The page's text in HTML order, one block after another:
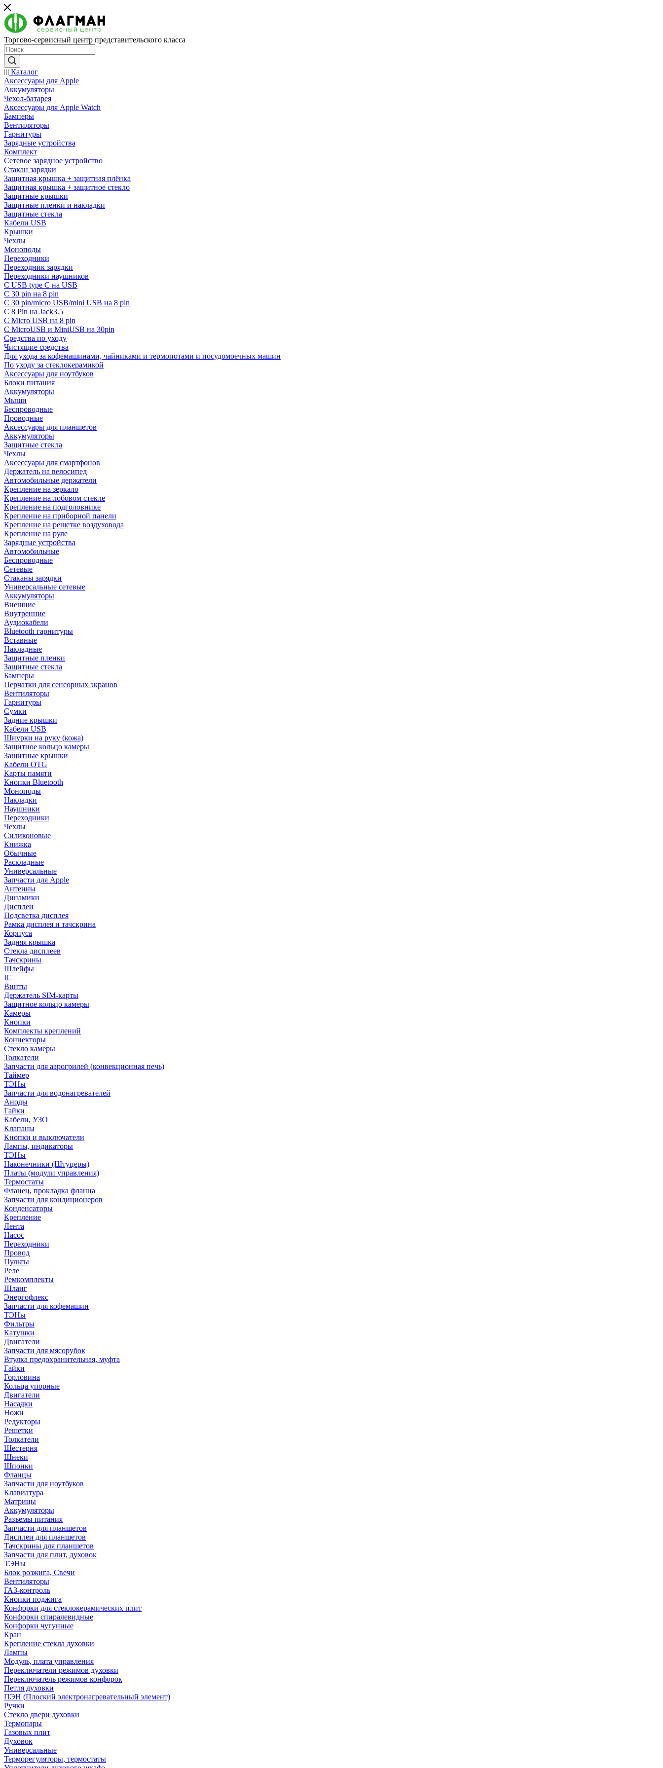
Торгово-сервисный центр представительского класса
Каталог
Аксессуары для Apple
Аккумуляторы
Чехол-батарея
Аксессуары для Apple Watch
Бамперы
Вентиляторы
Гарнитуры
Зарядные устройства
Комплект
Сетевое зарядное устройство
Стакан зарядки
Защитная крышка + защитная плёнка
Защитная крышка + защитное стекло
Защитные крышки
Защитные пленки и накладки
Защитные стекла
Кабели USB
Крышки
Чехлы
Моноподы
Переходники
Переходник зарядки
Переходники наушников
С USB type C на USB
С 30 pin на 8 pin
С 30 pin/micro USB/mini USB на 8 pin
С 8 Pin на Jack3.5
С Micro USB на 8 pin
С MicroUSB и MiniUSB на 30pin
Средства по уходу
Чистящие средства
Для ухода за кофемашинами, чайниками и термопотами и посудомоечных машин
По уходу за стеклокерамикой
Аксессуары для ноутбуков
Блоки питания
Аккумуляторы
Мыши
Беспроводные
Проводные
Аксессуары для планшетов
Аккумуляторы
Защитные стекла
Чехлы
Аксессуары для смартфонов
Держатель на велосипед
Автомобильные держатели
Крепление на зеркало
Крепление на лобовом стекле
Крепление на подголовнике
Крепление на приборной панели
Крепление на решетке воздуховода
Крепление на руле
Зарядные устройства
Автомобильные
Беспроводные
Сетевые
Стаканы зарядки
Универсальные сетевые
Аккумуляторы
Внешние
Внутренние
Аудиокабели
Bluetooth гарнитуры
Вставные
Накладные
Защитные пленки
Защитные стекла
Бамперы
Перчатки для сенсорных экранов
Вентиляторы
Гарнитуры
Сумки
Задние крышки
Кабели USB
Шнурки на руку (кожа)
Защитное кольцо камеры
Защитные крышки
Кабели OTG
Карты памяти
Кнопки Bluetooth
Моноподы
Накладки
Наушники
Переходники
Чехлы
Силиконовые
Книжка
Обычные
Раскладные
Универсальные
Запчасти для Apple
Антенны
Динамики
Дисплеи
Подсветка дисплея
Рамка дисплея и тачскрина
Корпуса
Задняя крышка
Стекла дисплеев
Тачскрины
Шлейфы
IC
Винты
Держатель SIM-карты
Защитное кольцо камеры
Камеры
Кнопки
Комплекты креплений
Коннекторы
Стекло камеры
Толкатели
Запчасти для аэрогрилей (конвекционная печь)
Таймер
ТЭНы
Запчасти для водонагревателей
Аноды
Гайки
Кабели, УЗО
Клапаны
Кнопки и выключатели
Лампы, индикаторы
ТЭНы
Наконечники (Штуцеры)
Платы (модули управления)
Термостаты
Фланец, прокладка фланца
Запчасти для кондиционеров
Конденсаторы
Крепление
Лента
Насос
Переходники
Провод
Пульты
Реле
Ремкомплекты
Шланг
Энергофлекс
Запчасти для кофемашин
ТЭНы
Фильтры
Катушки
Двигатели
Запчасти для мясорубок
Втулка предохранительная, муфта
Гайки
Горловина
Кольца упорные
Двигатели
Насадки
Ножи
Редукторы
Решетки
Толкатели
Шестерня
Шнеки
Шпонки
Фланцы
Запчасти для ноутбуков
Клавиатура
Матрицы
Аккумуляторы
Разъемы питания
Запчасти для планшетов
Дисплеи для планшетов
Тачскрины для планшетов
Запчасти для плит, духовок
ТЭНы
Блок розжига, Свечи
Вентиляторы
ГАЗ-контроль
Кнопки поджига
Конфорки для стеклокерамических плит
Конфорки спиралевидные
Конфорки чугунные
Кран
Крепление стекла духовки
Лампы
Модуль, плата управления
Переключатели режимов духовки
Переключатель режимов конфорок
Петля духовки
ПЭН (Плоский электронагревательный элемент)
Ручки
Стекло двери духовки
Термопары
Газовых плит
Духовок
Универсальные
Терморегуляторы, термостаты